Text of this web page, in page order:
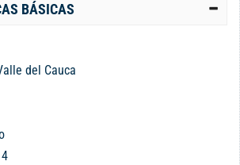
BÁSICAS
del Cauca
4